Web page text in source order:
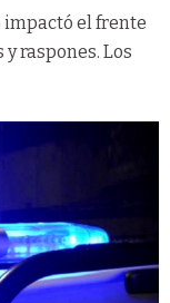
impactó el frente
raspones. Los